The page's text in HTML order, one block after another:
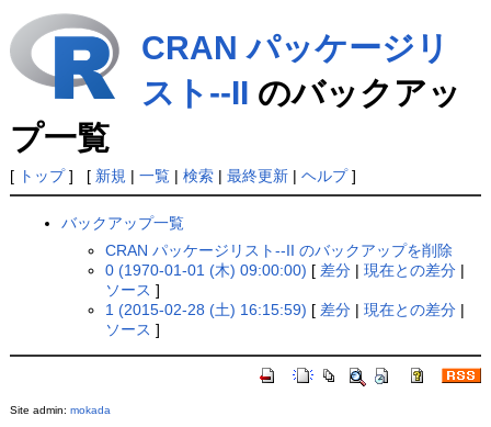
CRAN パッケージリ
スト--II のバックアッ
プ一覧
[ トップ] [ 新規 | 一覧| 検索| 最終更新| ヘルプ]
バックアップ一覧
CRAN パッケージリスト--II のバックアップを削除
0 (1970-01-01 (木) 09:00:00) [ 差分 |現在との差分 |
ソース ]
1 (2015-02-28 (土) 16:15:59) [ 差分 |現在との差分 |
ソース ]
Site admin: mokada